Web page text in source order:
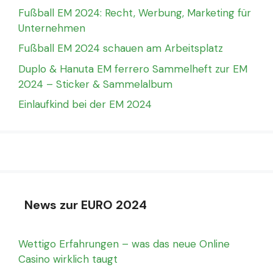
Fußball EM 2024: Recht, Werbung, Marketing für
Unternehmen
Fußball EM 2024 schauen am Arbeitsplatz
Duplo & Hanuta EM ferrero Sammelheft zur EM
2024 – Sticker & Sammelalbum
Einlaufkind bei der EM 2024
News zur EURO 2024
Wettigo Erfahrungen – was das neue Online
Casino wirklich taugt